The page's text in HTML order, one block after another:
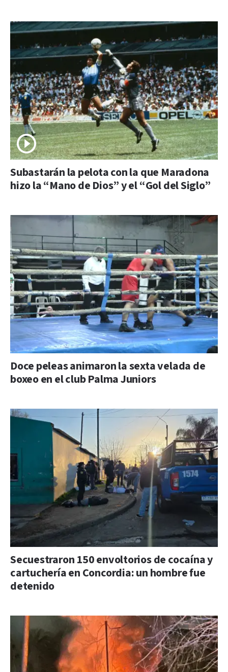
Subastarán la pelota con la que Maradona
hizo la “Mano de Dios” y el “Gol del Siglo”
Doce peleas animaron la sexta velada de
boxeo en el club Palma Juniors
Secuestraron 150 envoltorios de cocaína y
cartuchería en Concordia: un hombre fue
detenido